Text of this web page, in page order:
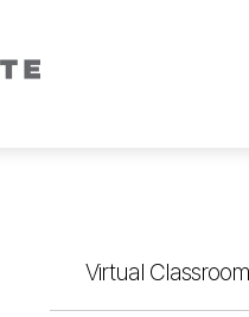
Virtual